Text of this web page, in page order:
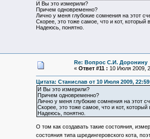
И Вы это измерили?
Причем одновременно?
Лично у меня глубокие сомнения на этот
Скорее, это тоже самое, что и кот, который
Надеюсь, понятно.
Re: Вопрос С.И. Доронину
« Ответ #11 : 10 Июля 2009,
Цитата: Станислав от 10 Июля 2009,
И Вы это измерили?
Причем одновременно?
Лично у меня глубокие сомнения на этот
Скорее, это тоже самое, что и кот,
Надеюсь, понятно.
О том как создавать такие состояния,
состояния типа шредингеровского кота,